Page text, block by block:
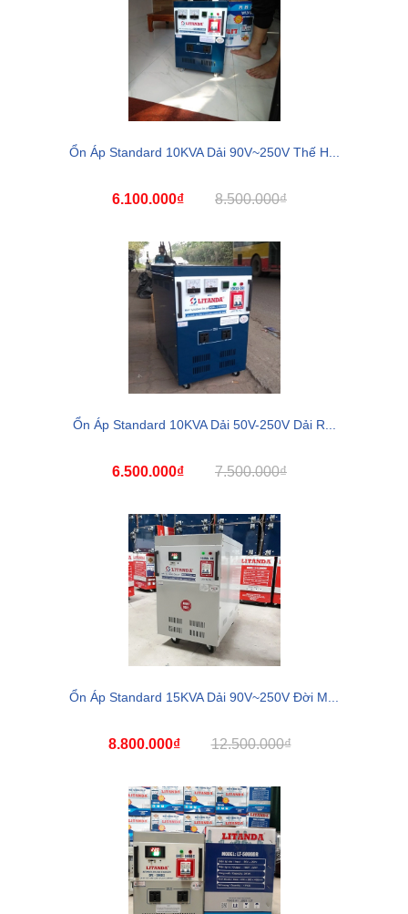
Ổn Áp Standard 10KVA Dải 90V~250V Thế H...
6.100.000₫ 8.500.000₫
Ổn Áp Standard 10KVA Dải 50V-250V Dải R...
6.500.000₫ 7.500.000₫
Ổn Áp Standard 15KVA Dải 90V~250V Đời M...
8.800.000₫ 12.500.000₫